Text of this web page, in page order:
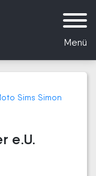
Menü
Sims Simon
e.U.